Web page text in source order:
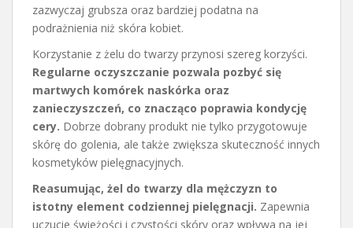
zazwyczaj grubsza oraz bardziej podatna na
podrażnienia niż skóra kobiet.
Korzystanie z żelu do twarzy przynosi szereg korzyści.
Regularne oczyszczanie pozwala pozbyć się
martwych komórek naskórka oraz
zanieczyszczeń, co znacząco poprawia kondycję
cery. Dobrze dobrany produkt nie tylko przygotowuje
skórę do golenia, ale także zwiększa skuteczność innych
kosmetyków pielęgnacyjnych.
Reasumując, żel do twarzy dla mężczyzn to
istotny element codziennej pielęgnacji. Zapewnia
uczucie świeżości i czystości skóry oraz wpływa na jej